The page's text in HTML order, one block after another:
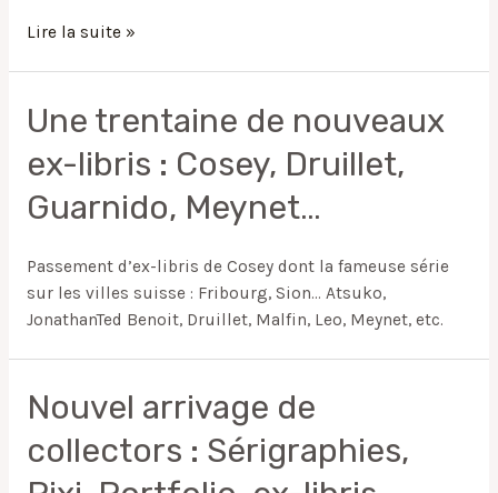
Lire la suite »
Une trentaine de nouveaux
ex-libris : Cosey, Druillet,
Guarnido, Meynet…
Passement d’ex-libris de Cosey dont la fameuse série
sur les villes suisse : Fribourg, Sion… Atsuko,
JonathanTed Benoit, Druillet, Malfin, Leo, Meynet, etc.
Nouvel arrivage de
collectors : Sérigraphies,